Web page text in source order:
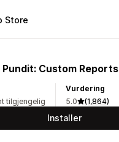
Store
Custom Reports
tilgjengelig
Vurdering
5.0
(1,864)
Installer